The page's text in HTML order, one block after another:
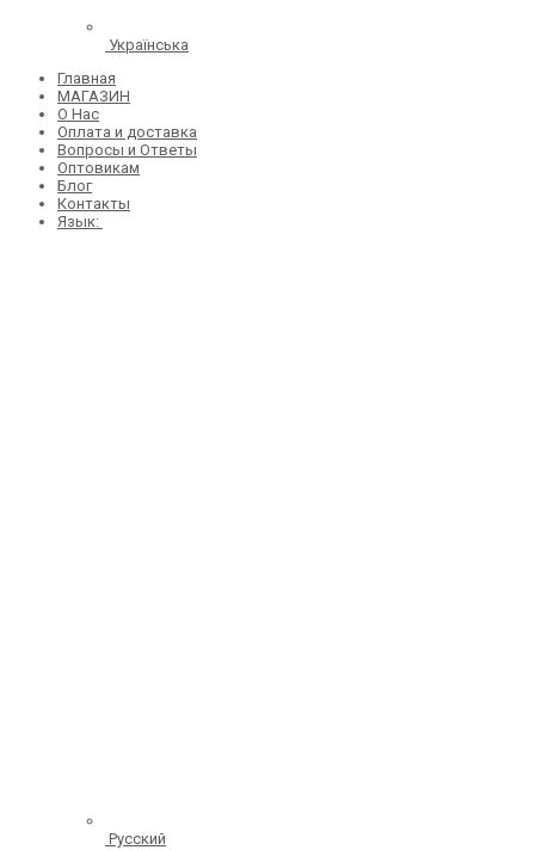
Українська
Главная
МАГАЗИН
О Нас
Оплата и доставка
Вопросы и Ответы
Оптовикам
Блог
Контакты
Язык:
Русский